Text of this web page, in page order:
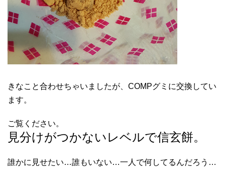
きなこと合わせちゃいましたが、COMPグミに交換してい
ます。
ご覧ください。
見分けがつかないレベルで信玄餅。
誰かに見せたい…誰もいない…一人で何してるんだろう…